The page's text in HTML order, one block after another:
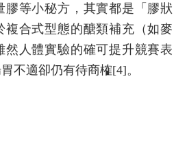
膠等小秘方，其實都是「膠狀
複合式型態的醣類補充（如麥
然人體實驗的確可提升競賽表
不適卻仍有待商榷[4]。